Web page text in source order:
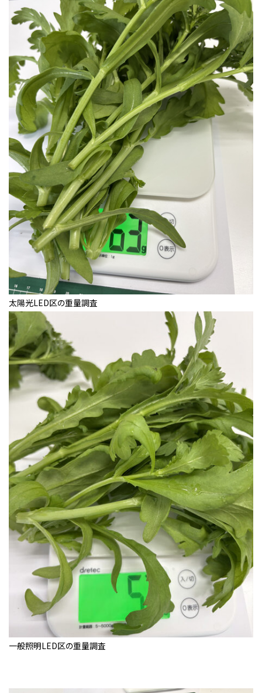
太陽光LED区の重量調査
一般照明LED区の重量調査